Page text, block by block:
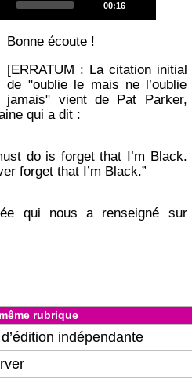
Player
Total
00:16
Bonne écoute !
[ERRATUM : La citation initial
de "oublie le mais ne l’oublie
jamais" vient de Pat Parker,
qui a dit :
do is forget that I’m Black.
forget that I’m Black.”
qui nous a renseigné sur
rubrique
indépendante